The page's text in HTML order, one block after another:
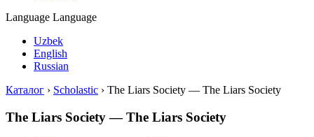
Language Language
Uzbek
English
Russian
Каталог › Scholastic › The Liars Society — The Liars Society
The Liars Society — The Liars Society